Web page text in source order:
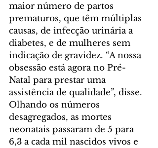
maior número de partos
prematuros, que têm múltiplas
causas, de infecção urinária a
diabetes, e de mulheres sem
indicação de gravidez. “A nossa
obsessão está agora no Pré-
Natal para prestar uma
assistência de qualidade”, disse.
Olhando os números
desagregados, as mortes
neonatais passaram de 5 para
6,3 a cada mil nascidos vivos e